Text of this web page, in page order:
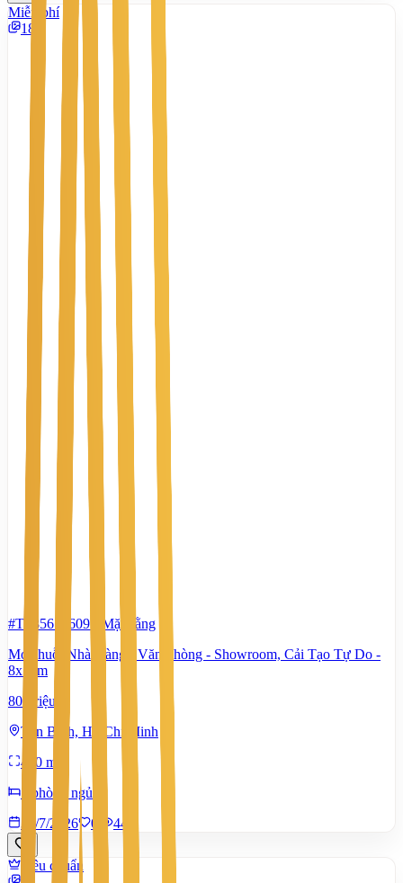
Miễn phí
18
#TS85612609-
Mặt bằng
Mở chuỗi Nhà Hàng - Văn Phòng - Showroom, Cải Tạo Tự Do -
8x17m
80 Triệu
Tân Bình, Hồ Chí Minh
400 m²
7 phòng ngủ
30/7/2026
0 441
Tiêu chuẩn